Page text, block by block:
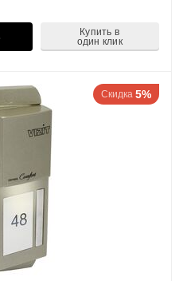
Купить в
один клик
Скидка 5%